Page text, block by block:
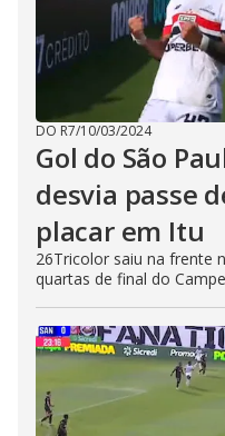
DO R7/10/03/2024
Gol do São
desvia passe
placar em Itu
26Tricolor saiu na frente
quartas de final do